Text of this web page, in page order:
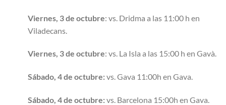
Viernes, 3 de octubre: vs. Dridma a las 11:00 h en
Viladecans
Viernes, 3 de octubre: vs. La Isla a las 15:00 h en Gavà.
Sábado, 4 de octubre:vs. Gava 11:00h en Gava.
Sábado, 4 de octubre:vs. Barcelona 15:00h en Gava.